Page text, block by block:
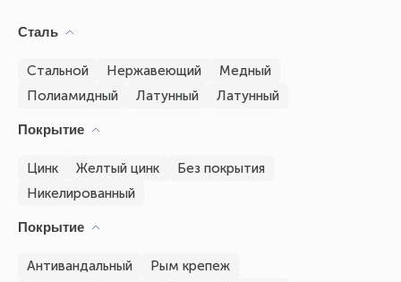
Сталь
Стальной Нержавеющий
Медный
Полиамидный
Латунный Латунный
Покрытие
Цинк Желтый цинк
Без покрытия
Никелированный
Покрытие
Антивандальный
Рым крепеж